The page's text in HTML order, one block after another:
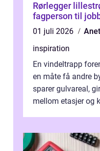
Rørlegger lillestrøm slik finner
fagperson til
01 juli 2026
inspiration
En vindeltrapp
en måte få andre
sparer gulvareal,
mellom etasjer og